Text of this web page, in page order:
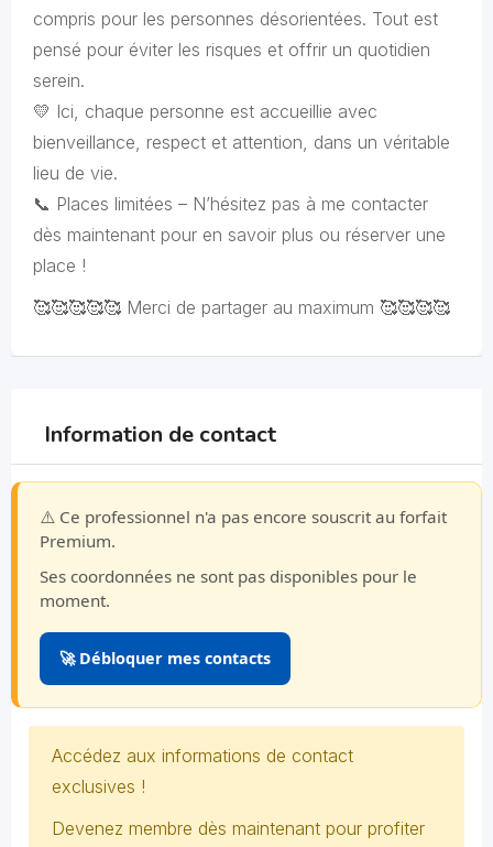
compris pour les personnes désorientées. Tout est
pensé pour éviter les risques et offrir un quotidien
serein.
💛 Ici, chaque personne est accueillie avec
bienveillance, respect et attention, dans un véritable
lieu de vie.
📞 Places limitées – N’hésitez pas à me contacter
dès maintenant pour en savoir plus ou réserver une
place !
🥰🥰🥰🥰🥰 Merci de partager au maximum 🥰🥰🥰🥰
Information de contact
⚠️ Ce professionnel n'a pas encore souscrit au forfait
Premium.
Ses coordonnées ne sont pas disponibles pour le
moment.
🚀 Débloquer mes contacts
Accédez aux informations de contact
exclusives !
Devenez membre dès maintenant pour profiter